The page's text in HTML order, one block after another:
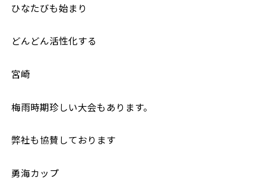
ひなたびも始まり
どんどん活性化する
宮崎
梅雨時期珍しい大会もあります。
弊社も協賛しております
勇海カップ